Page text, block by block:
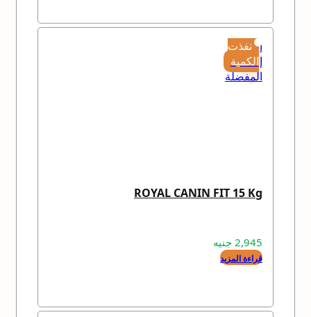
نفذت
الكمية
إضافة
إلى
المفضلة
ROYAL CANIN FIT 15 Kg
2,945 جنيه
قراءة المزيد